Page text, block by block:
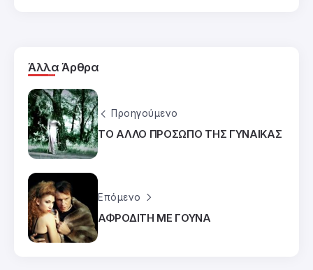
Άλλα Άρθρα
Προηγούμενο
ΤΟ ΑΛΛΟ ΠΡΟΣΩΠΟ ΤΗΣ ΓΥΝΑΙΚΑΣ
Επόμενο
ΑΦΡΟΔΙΤΗ ΜΕ ΓΟΥΝΑ